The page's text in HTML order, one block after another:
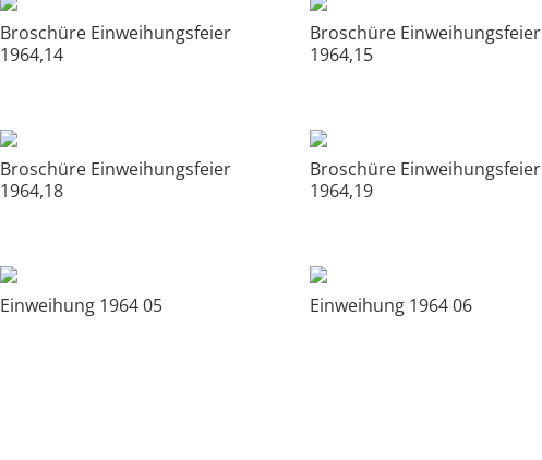
Broschüre Einweihungsfeier
1964,14
Broschüre Einweihungsfeier
1964,15
Broschüre Einweihungsfeier
1964,18
Broschüre Einweihungsfeier
1964,19
Einweihung 1964 05 Einweihung 1964 06